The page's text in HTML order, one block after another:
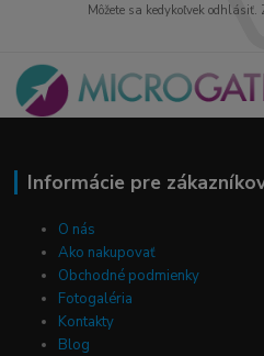
Môžete sa kedykoľvek
Informácie pre
O nás
Ako nakupovať
Obchodné podmienky
Fotogaléria
Kontakty
Blog